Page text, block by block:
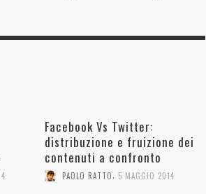
Facebook Vs Twitter:
distribuzione e fruizione dei
contenuti a confronto
PAOLO RATTO, 5 MAGGIO 2014